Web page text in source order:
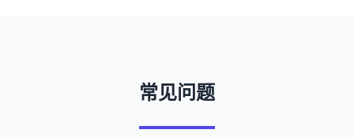
常见问题